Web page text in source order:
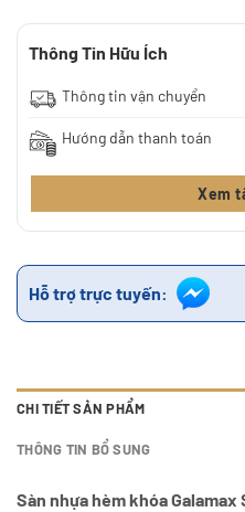
Thông Tin Hữu Ích
Thông tin vận chuyển
Hướng dẫn thanh toán
Xem
Hỗ trợ trực tuyến:
CHI TIẾT SẢN PHẨM
THÔNG TIN BỔ SUNG
Sàn nhựa hèm khóa Galamax